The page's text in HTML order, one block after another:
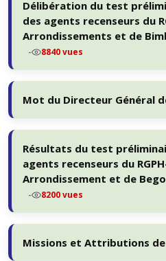
Délibération du test
des agents recenseurs du
Arrondissements et de
- 8840 vues
Mot du Directeur Général
Résultats du test
agents recenseurs du
Arrondissement et de
- 8200 vues
Missions et Attributions de